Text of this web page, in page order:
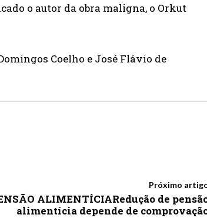
o autor da obra maligna, o Orkut
Coelho e José Flávio de
Próximo
ALIMENTÍCIARedução de
alimentícia depende de